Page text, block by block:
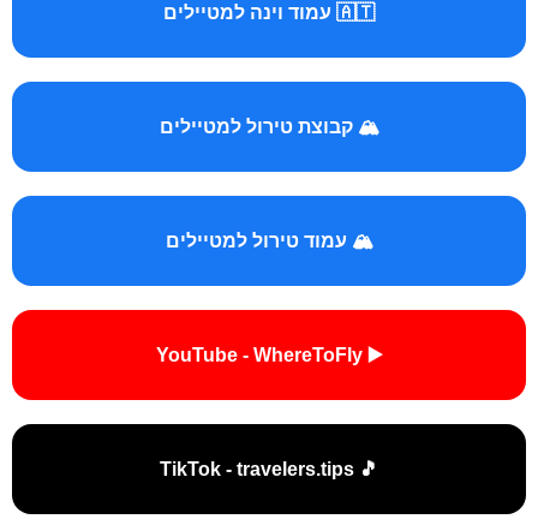
🇦🇹 עמוד וינה למטיילים
🏔️ קבוצת טירול למטיילים
🏔️ עמוד טירול למטיילים
▶️ YouTube - WhereToFly
🎵 TikTok - travelers.tips